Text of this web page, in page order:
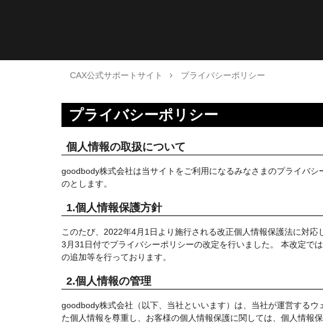
CAX公式サポートサイト プライバシーポリシー
プライバシーポリシー
個人情報の取扱について
goodbody株式会社は当サイトをご利用になるみなさまのプライバ
のとします。
1.個人情報保護方針
このたび、2022年4月1日より施行される改正個人情報保護法に対
3月31日付でプライバシーポリシーの改定を行いました。 本改定で
の追加等を行っております。
2.個人情報の管理
goodbody株式会社（以下、当社といいます）は、当社が運営する
た個人情報を尊重し、お客様の個人情報保護に関しては、個人情報